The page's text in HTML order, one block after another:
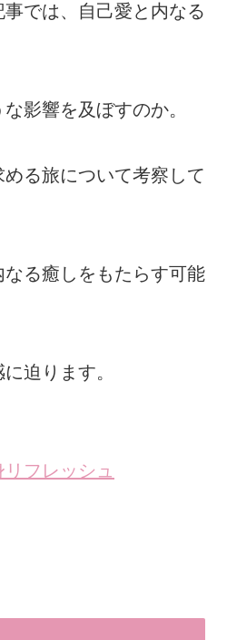
では、自己愛と内なる
影響を及ぼすのか。
る旅について考察して
る癒しをもたらす可能
迫ります。
フレッシュ